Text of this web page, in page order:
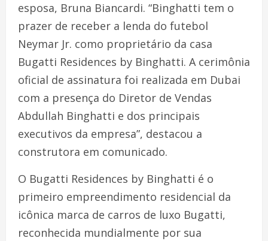
esposa, Bruna Biancardi. “Binghatti tem o
prazer de receber a lenda do futebol
Neymar Jr. como proprietário da casa
Bugatti Residences by Binghatti. A cerimônia
oficial de assinatura foi realizada em Dubai
com a presença do Diretor de Vendas
Abdullah Binghatti e dos principais
executivos da empresa”, destacou a
construtora em comunicado.
O Bugatti Residences by Binghatti é o
primeiro empreendimento residencial da
icônica marca de carros de luxo Bugatti,
reconhecida mundialmente por sua